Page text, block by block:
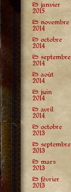
janvier
2015
novembre
2014
octobre
2014
septembre
2014
août
2014
juin
2014
avril
2014
octobre
2013
septembre
2013
mars
2013
février
2013